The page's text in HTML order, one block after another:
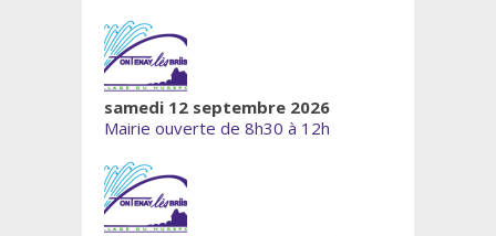
samedi 12 septembre 2026
Mairie ouverte de 8h30 à 12h